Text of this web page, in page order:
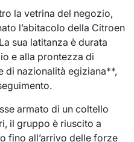
la vetrina del negozio,
l’abitacolo della Citroen
sua latitanza è durata
e alla prontezza di
di nazionalità egiziana**,
armato di un coltello
il gruppo è riuscito a
fino all’arrivo delle forze